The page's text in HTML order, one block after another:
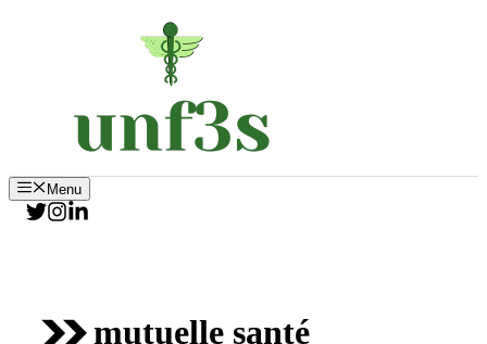
Menu
mutuelle santé